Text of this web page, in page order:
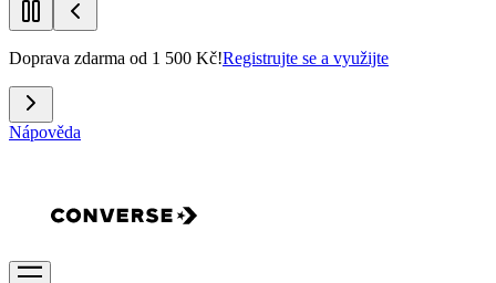
Doprava zdarma od 1 500 Kč!Registrujte se a využijte
Nápověda